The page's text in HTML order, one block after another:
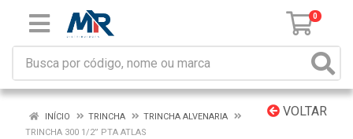
0
VOLTAR
INÍCIO TRINCHA
TRINCHA ALVENARIA
TRINCHA 300 1/2” PTA ATLAS